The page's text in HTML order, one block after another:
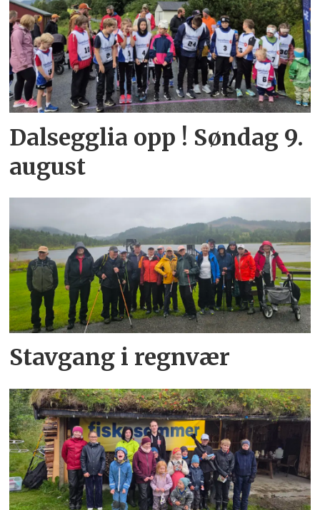
Dalsegglia opp ! Søndag 9.
august
Stavgang i regnvær